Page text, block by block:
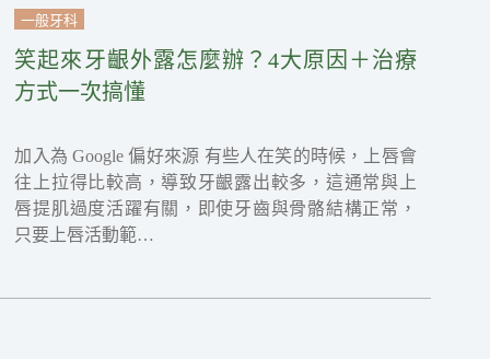
一般牙科
笑起來牙齦外露怎麼辦？4大原因＋治療
方式一次搞懂
加入為 Google 偏好來源 有些人在笑的時候，上唇會
往上拉得比較高，導致牙齦露出較多，這通常與上
唇提肌過度活躍有關，即使牙齒與骨骼結構正常，
只要上唇活動範…